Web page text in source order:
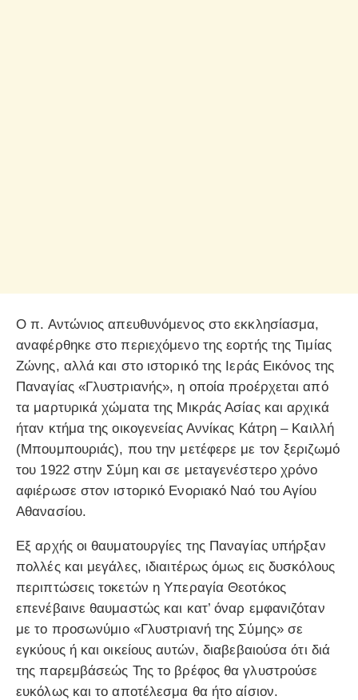
Ο π. Αντώνιος απευθυνόμενος στο εκκλησίασμα,
αναφέρθηκε στο περιεχόμενο της εορτής της Τιμίας
Ζώνης, αλλά και στο ιστορικό της Ιεράς Εικόνος της
Παναγίας «Γλυστριανής», η οποία προέρχεται από
τα μαρτυρικά χώματα της Μικράς Ασίας και αρχικά
ήταν κτήμα της οικογενείας Αννίκας Κάτρη – Καιλλή
(Μπουμπουριάς), που την μετέφερε με τον ξεριζωμό
του 1922 στην Σύμη και σε μεταγενέστερο χρόνο
αφιέρωσε στον ιστορικό Ενοριακό Ναό του Αγίου
Αθανασίου.
Εξ αρχής οι θαυματουργίες της Παναγίας υπήρξαν
πολλές και μεγάλες, ιδιαιτέρως όμως εις δυσκόλους
περιπτώσεις τοκετών η Υπεραγία Θεοτόκος
επενέβαινε θαυμαστώς και κατ’ όναρ εμφανιζόταν
με το προσωνύμιο «Γλυστριανή της Σύμης» σε
εγκύους ή και οικείους αυτών, διαβεβαιούσα ότι διά
της παρεμβάσεώς Της το βρέφος θα γλυστρούσε
ευκόλως και το αποτέλεσμα θα ήτο αίσιον.